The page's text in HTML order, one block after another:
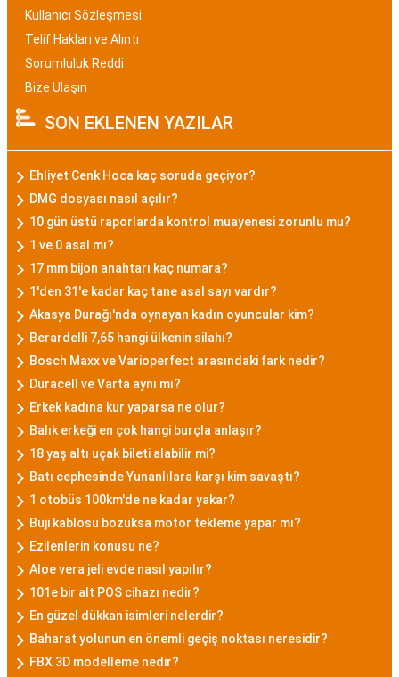
Kullanıcı Sözleşmesi
Telif Hakları ve Alıntı
Sorumluluk Reddi
Bize Ulaşın
SON EKLENEN YAZILAR
Ehliyet Cenk Hoca kaç soruda geçiyor?
DMG dosyası nasıl açılır?
10 gün üstü raporlarda kontrol muayenesi zorunlu mu?
1 ve 0 asal mı?
17 mm bijon anahtarı kaç numara?
1'den 31'e kadar kaç tane asal sayı vardır?
Akasya Durağı'nda oynayan kadın oyuncular kim?
Berardelli 7,65 hangi ülkenin silahı?
Bosch Maxx ve Varioperfect arasındaki fark nedir?
Duracell ve Varta aynı mı?
Erkek kadına kur yaparsa ne olur?
Balık erkeği en çok hangi burçla anlaşır?
18 yaş altı uçak bileti alabilir mi?
Batı cephesinde Yunanlılara karşı kim savaştı?
1 otobüs 100km'de ne kadar yakar?
Buji kablosu bozuksa motor tekleme yapar mı?
Ezilenlerin konusu ne?
Aloe vera jeli evde nasıl yapılır?
101e bir alt POS cihazı nedir?
En güzel dükkan isimleri nelerdir?
Baharat yolunun en önemli geçiş noktası neresidir?
FBX 3D modelleme nedir?